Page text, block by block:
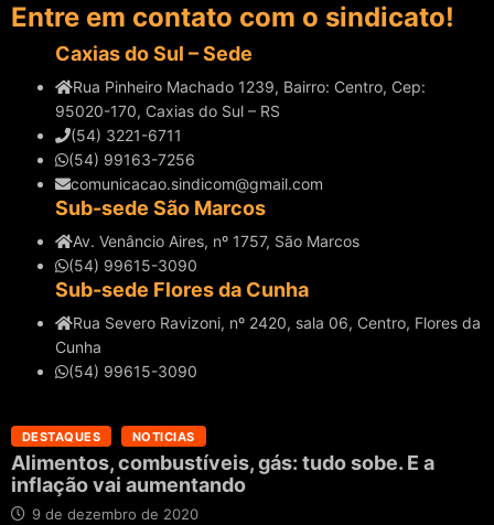
Entre em contato com o sindicato!
Caxias do Sul – Sede
Rua Pinheiro Machado 1239, Bairro: Centro, Cep:
95020-170, Caxias do Sul – RS
(54) 3221-6711
(54) 99163-7256
comunicacao.sindicom@gmail.com
Sub-sede São Marcos
Av. Venâncio Aires, nº 1757, São Marcos
(54) 99615-3090
Sub-sede Flores da Cunha
Rua Severo Ravizoni, nº 2420, sala 06, Centro, Flores da
Cunha
(54) 99615-3090
DESTAQUES NOTICIAS
Alimentos, combustíveis, gás: tudo sobe. E a
inflação vai aumentando
9 de dezembro de 2020